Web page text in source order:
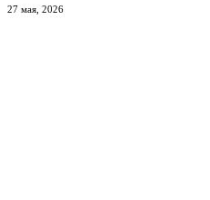
27 мая, 2026